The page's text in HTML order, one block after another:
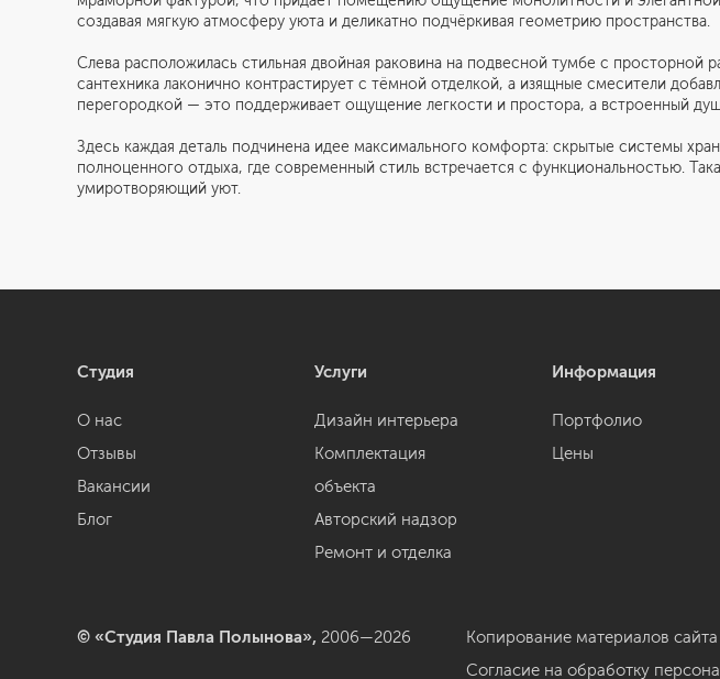
создавая мягкую атмосферу уюта и деликатно подчёркивая геометрию пространства.
Слева расположилась стильная двойная раковина на подвесной тумбе с просторной
сантехника лаконично контрастирует с тёмной отделкой, а изящные смесители
перегородкой — это поддерживает ощущение легкости и простора, а встроенный
Здесь каждая деталь подчинена идее максимального комфорта: скрытые системы
полноценного отдыха, где современный стиль встречается с функциональностью.
умиротворяющий уют.
Студия
О нас
Отзывы
Вакансии
Блог
Услуги
Дизайн интерьера
Комплектация
объекта
Авторский надзор
Ремонт и отделка
Информация
Портфолио
Цены
© «Студия Павла Полынова», 2006—2026
Копирование материалов
Согласие на обработку